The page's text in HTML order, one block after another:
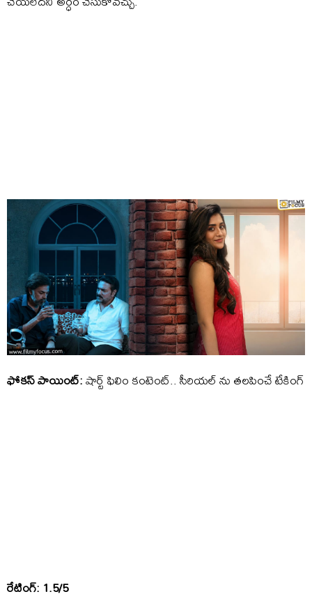
ఫోకస్ పాయింట్:షార్ట్ ఫిలిం కంటెంట్.. సీరియల్ ను తలపించే టేకింగ్
రేటింగ్: 1.5/5